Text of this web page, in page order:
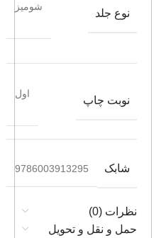
نوع جلد
شومیز
نوبت چاپ
اول
شابک 9786003913295
نظرات (0)
حمل و نقل و تحویل